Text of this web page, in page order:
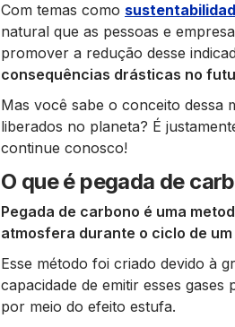
Com temas como
natural que as pessoas e
promover a redução desse
consequências drásticas no
Mas você sabe o conceito dessa
liberados no planeta? É
continue conosco!
O que é pegada de
Pegada de carbono é uma
atmosfera durante o ciclo de
Esse método foi criado devido à
capacidade de emitir esses
por meio do efeito estufa.